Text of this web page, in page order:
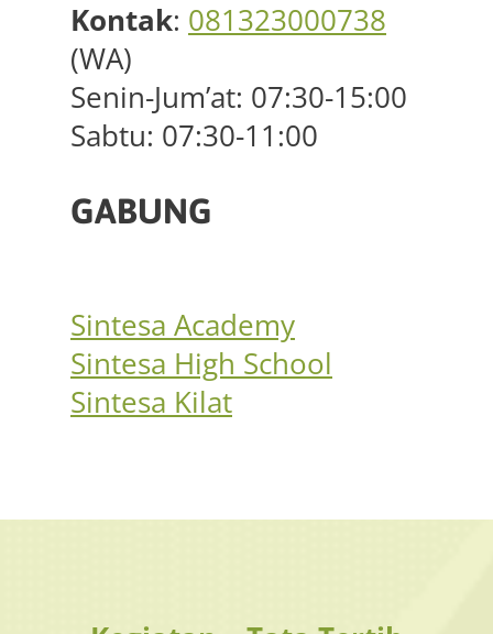
Kontak: 081323000738
(WA)
Senin-Jum’at: 07:30-15:00
Sabtu: 07:30-11:00
GABUNG
Sintesa Academy
Sintesa High School
Sintesa Kilat